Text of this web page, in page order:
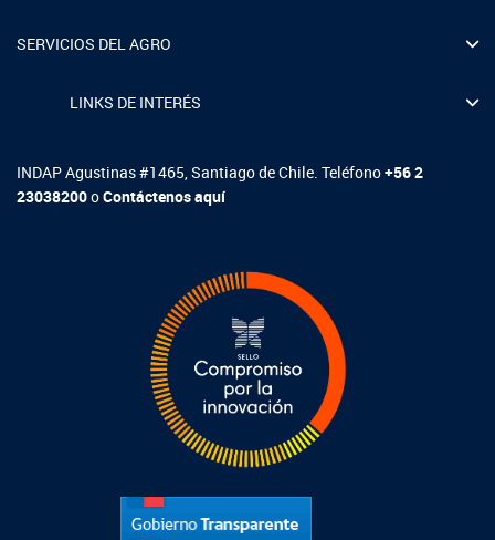
SERVICIOS DEL AGRO
LINKS DE INTERÉS
INDAP Agustinas #1465, Santiago de Chile. Teléfono+56 2
23038200oContáctenos aquí